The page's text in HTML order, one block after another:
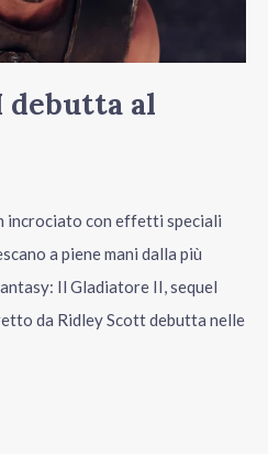
debutta al
incrociato con effetti speciali
a piene mani dalla più
Il Gladiatore II, sequel
da Ridley Scott debutta nelle